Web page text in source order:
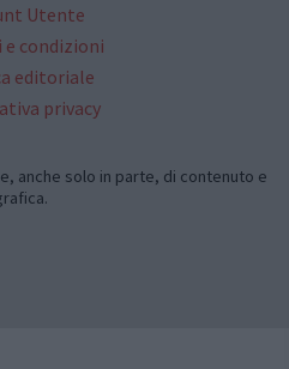
Utente
e condizioni
editoriale
privacy
anche solo in parte, di contenuto e